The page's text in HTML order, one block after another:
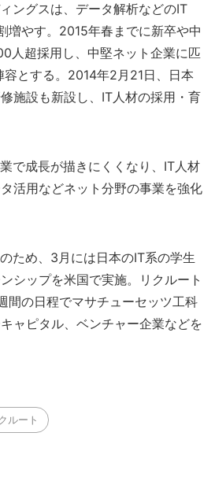
ングスは、データ解析などのIT
増やす。2015年春までに新卒や中
人超採用し、中堅ネット企業に匹
とする。2014年2月21日、日本
施設も新設し、IT人材の採用・育
で成長が描きにくくなり、IT人材
活用などネット分野の事業を強化
ため、3月には日本のIT系の学生
シップを米国で実施。リクルート
間の日程でマサチューセッツ工科
ャピタル、ベンチャー企業などを
ルート